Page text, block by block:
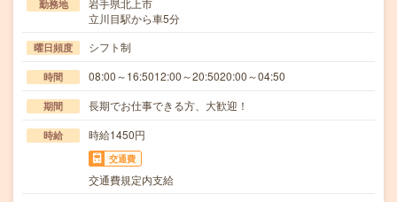
勤務地
岩手県北上市
立川目駅から車5分
曜日頻度 シフト制
時間 08:00～16:5012:00～20:5020:00～04:50
期間 長期でお仕事できる方、大歓迎！
時給 時給1450円
交通費
交通費規定内支給